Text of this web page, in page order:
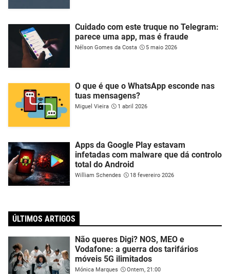
Cuidado com este truque no Telegram:
parece uma app, mas é fraude
Nélson Gomes da Costa 5 maio 2026
O que é que o WhatsApp esconde nas
tuas mensagens?
Miguel Vieira 1 abril 2026
Apps da Google Play estavam
infetadas com malware que dá controlo
total do Android
William Schendes 18 fevereiro 2026
ÚLTIMOS ARTIGOS
Não queres Digi? NOS, MEO e
Vodafone: a guerra dos tarifários
móveis 5G ilimitados
Mónica Marques Ontem, 21:00